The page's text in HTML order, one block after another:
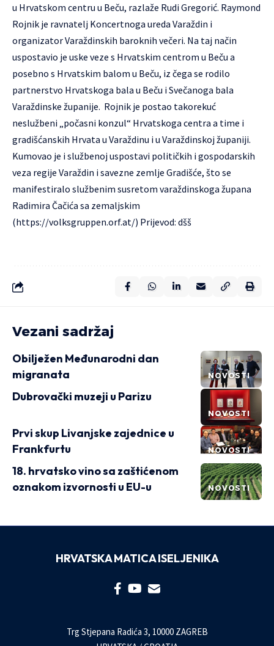
u Hrvatskom centru u Beču, razlaže Rudi Gregorić. Raymond
Rojnik je ravnatelj Koncertnoga ureda Varaždin i
organizator Varaždinskih baroknih večeri. Na taj način
uspostavio je uske veze s Hrvatskim centrom u Beču a
posebno s Hrvatskim balom u Beču, iz čega se rodilo
partnerstvo Hrvatskoga bala u Beču i Svečanoga bala
Varaždinske županije. Rojnik je postao takorekuć
neslužbeni „počasni konzul“ Hrvatskoga centra a time i
gradišćanskih Hrvata u Varaždinu i u Varaždinskoj županiji.
Kumovao je i službenoj uspostavi političkih i gospodarskih
veza regije Varaždin i savezne zemlje Gradišće, što se
manifestiralo službenim susretom varaždinskoga župana
Radimira Čačića sa zemaljskim
(https://volksgruppen.orf.at/) Prijevod: dšš
Vezani sadržaj
NOVOSTI
Obilježen Međunarodni dan
migranata
NOVOSTI
Dubrovački muzeji u Parizu
NOVOSTI
Prvi skup Livanjske zajednice u
Frankfurtu
NOVOSTI
18. hrvatsko vino sa zaštićenom
oznakom izvornosti u EU-u
HRVATSKA MATICA ISELJENIKA
Trg Stjepana Radića 3, 10000 ZAGREB